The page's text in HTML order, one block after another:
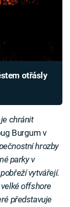
otřásly
chránit
Burgum v
hrozby
parky v
vytvářejí.
offshore
představuje